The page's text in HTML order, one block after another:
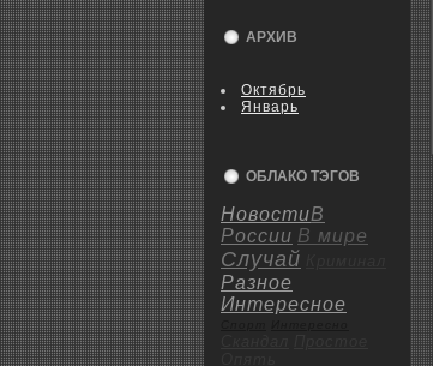
АРХИВ
Октябрь
Январь
ОБЛАКО ТЭГОВ
НовостиВ
России В мире
Случай
Разное
Интересное